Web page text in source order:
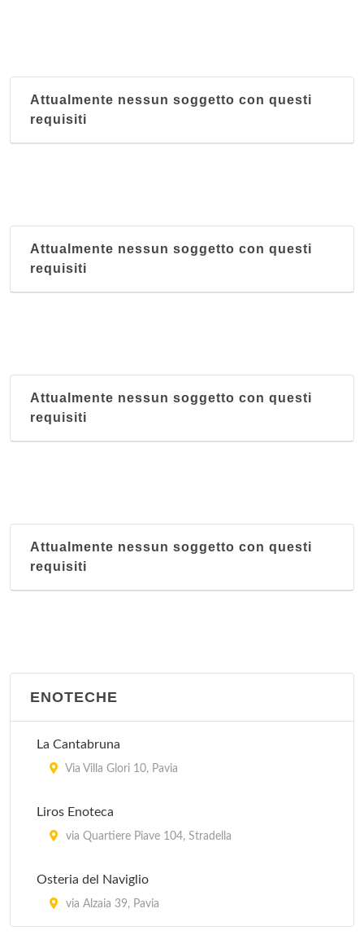
Attualmente nessun soggetto con questi
requisiti
Attualmente nessun soggetto con questi
requisiti
Attualmente nessun soggetto con questi
requisiti
Attualmente nessun soggetto con questi
requisiti
ENOTECHE
La Cantabruna
Via Villa Glori 10, Pavia
Liros Enoteca
via Quartiere Piave 104, Stradella
Osteria del Naviglio
via Alzaia 39, Pavia